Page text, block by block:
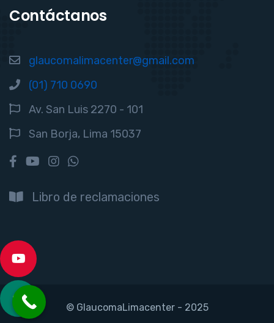
Contáctanos
glaucomalimacenter@gmail.com
(01) 710 0690
Av. San Luis 2270 - 101
San Borja, Lima 15037
Libro de reclamaciones
© GlaucomaLimacenter - 2025